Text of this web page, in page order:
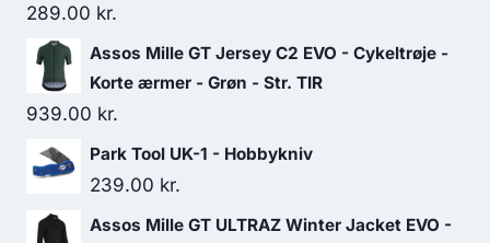
289.00 kr.
Assos Mille GT Jersey C2 EVO - Cykeltrøje -
Korte ærmer - Grøn - Str. TIR
939.00 kr.
Park Tool UK-1 - Hobbykniv
239.00 kr.
Assos Mille GT ULTRAZ Winter Jacket EVO -